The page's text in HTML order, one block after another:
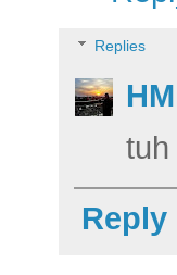
Replies
tuh
Reply